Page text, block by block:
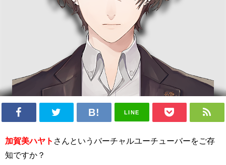
LINE
加賀美ハヤト さんというバーチャルユーチューバーをご存
知ですか？